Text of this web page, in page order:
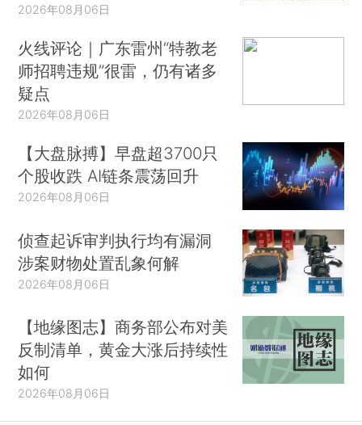
2026年08月06日
火线评论｜广东雷州“特教老
师招聘违规”很雷，仍有诸多
疑点
2026年08月06日
【大盘脉搏】早盘超3700只
个股收跌 AI链条震荡回升
2026年08月06日
侦查起诉审判执行均有漏洞
涉案财物处置乱象何解
2026年08月06日
【地缘图志】商务部公布对美
反制清单，黄金大涨后持续性
如何
2026年08月06日